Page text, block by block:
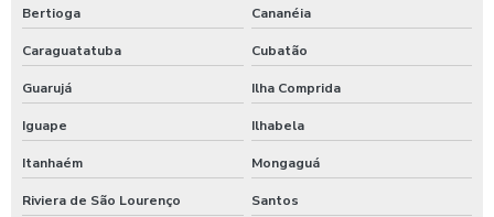
Bertioga
Cananéia
Caraguatatuba Cubatão
Guarujá Ilha Comprida
Iguape Ilhabela
Itanhaém Mongaguá
Riviera de São Lourenço Santos